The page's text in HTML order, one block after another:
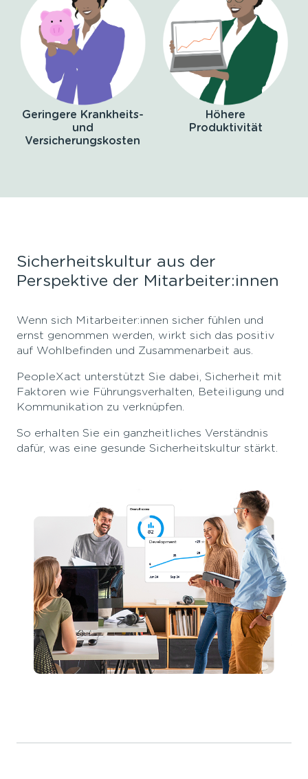
Geringere Krankheits-
und
Versicherungskosten
Höhere
Produktivität
Sicherheitskultur aus der
Perspektive der Mitarbeiter:innen
Wenn sich Mitarbeiter:innen sicher fühlen und
ernst genommen werden, wirkt sich das positiv
auf Wohlbefinden und Zusammenarbeit aus.
PeopleXact unterstützt Sie dabei, Sicherheit mit
Faktoren wie Führungsverhalten, Beteiligung und
Kommunikation zu verknüpfen.
So erhalten Sie ein ganzheitliches Verständnis
dafür, was eine gesunde Sicherheitskultur stärkt.